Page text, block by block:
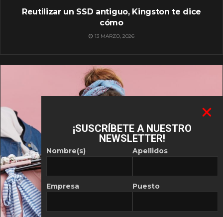
Reutilizar un SSD antiguo, Kingston te dice
cómo
13 MARZO, 2026
¡SUSCRÍBETE A NUESTRO
NEWSLETTER!
Nombre(s)
Empresa
Apellidos
Puesto